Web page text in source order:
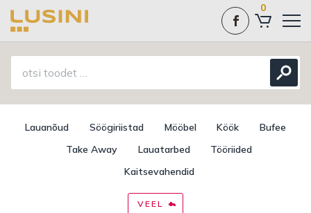
0
Lauanõud Söögiriistad Mööbel Köök
Bufee
Take Away
Lauatarbed
Tööriided
Kaitsevahendid
VEEL